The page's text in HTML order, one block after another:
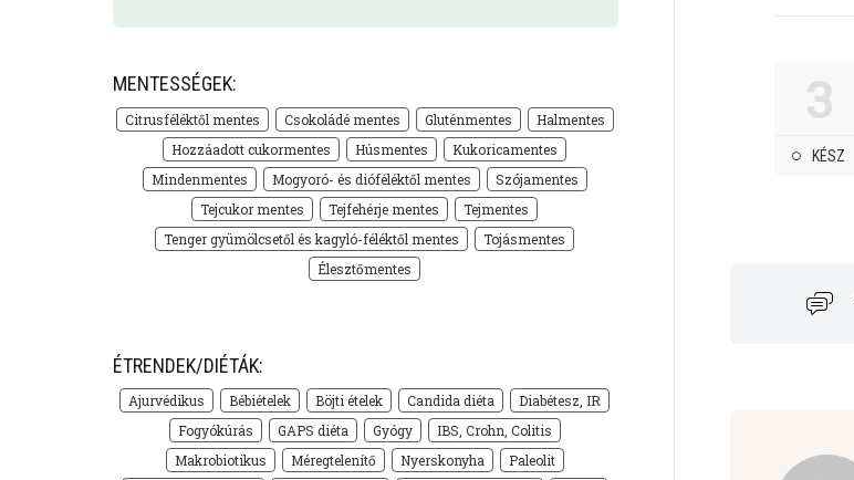
MENTESSÉGEK:
Citrusféléktől mentes Csokoládé mentes Gluténmentes
Halmentes
Hozzáadott cukormentes
Húsmentes
Kukoricamentes
Mindenmentes
Mogyoró- és dióféléktől mentes
Szójamentes
Tejcukor mentes
Tejfehérje mentes
Tejmentes
Tenger gyümölcsetől és kagyló-féléktől mentes
Tojásmentes
Élesztőmentes
ÉTRENDEK/DIÉTÁK:
Ajurvédikus Bébiételek Böjti ételek Candida diéta
Diabétesz, IR
Fogyókúrás
GAPS diéta Gyógy
IBS, Crohn, Colitis
Makrobiotikus
Méregtelenítő Nyerskonyha
Paleolit
3
KÉSZ